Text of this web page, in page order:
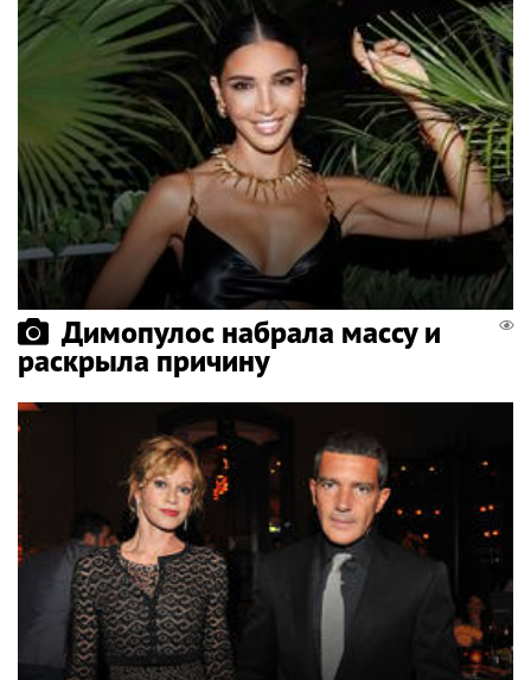
Димопулос набрала массу и
раскрыла причину